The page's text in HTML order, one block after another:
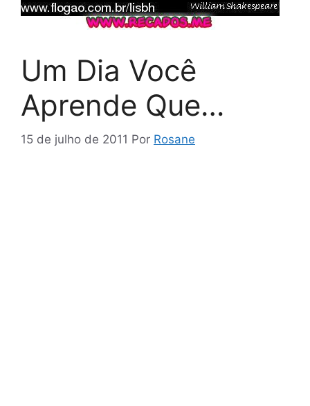
Um Dia Você
Aprende Que…
15 de julho de 2011 Por Rosane